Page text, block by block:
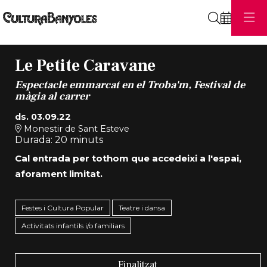
Le Petite Caravane
Espectacle emmarcat en el Troba'm, Festival de
màgia al carrer
ds. 03.09.22
Monestir de Sant Esteve
Durada: 20 minuts
Cal entrada per tothom que accedeixi a l'espai,
aforament limitat.
Festes i Cultura Popular
Teatre i dansa
Activitats infantils i/o familiars